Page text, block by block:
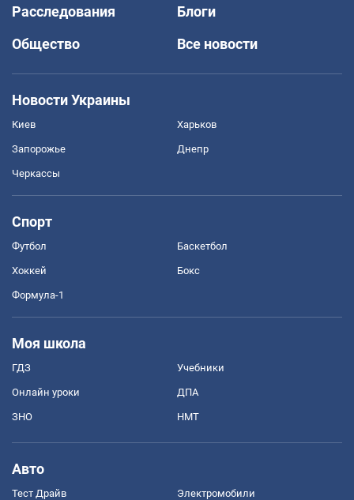
Расследования
Блоги
Общество
Все новости
Новости Украины
Киев Харьков
Запорожье Днепр
Черкассы
Спорт
Футбол Баскетбол
Хоккей Бокс
Формула-1
Моя школа
ГДЗ Учебники
Онлайн уроки ДПА
ЗНО НМТ
Авто
Тест Драйв Электромобили